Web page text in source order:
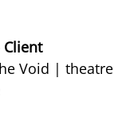
Client
Void | theatre